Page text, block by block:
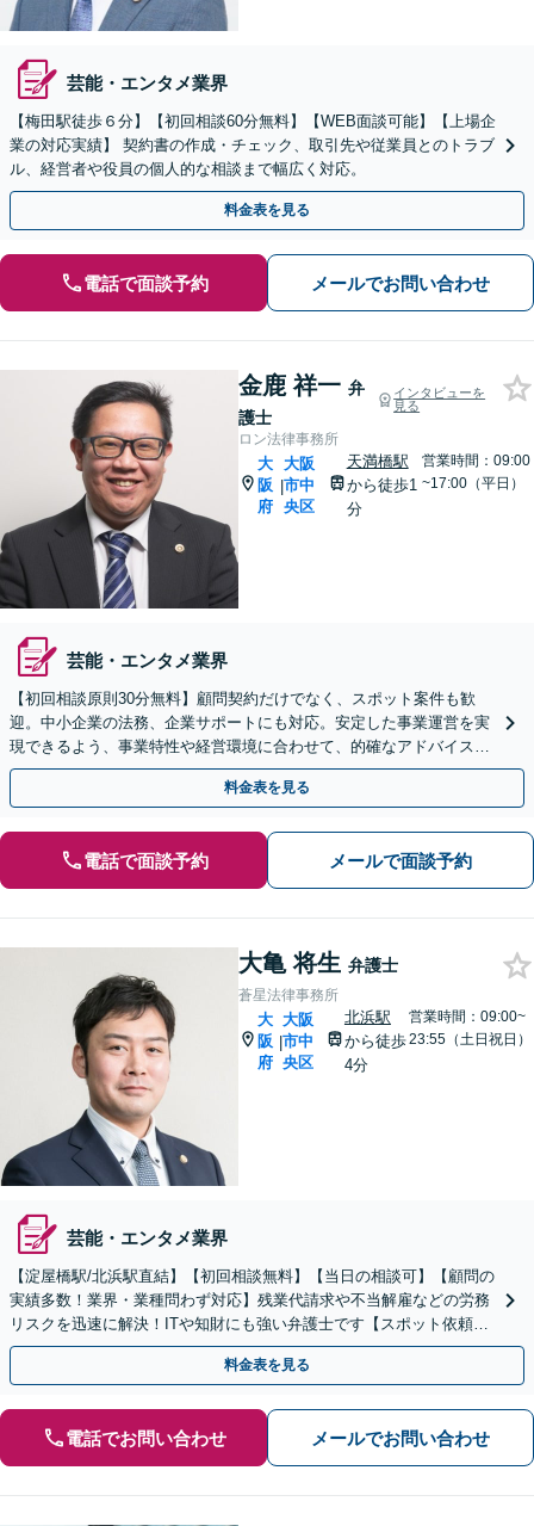
芸能・エンタメ業界
【梅田駅徒歩６分】【初回相談60分無料】【WEB面談可能】【上場企
業の対応実績】 契約書の作成・チェック、取引先や従業員とのトラブ
ル、経営者や役員の個人的な相談まで幅広く対応。
料金表を見る
電話で面談予約 メールでお問い合わせ
金鹿 祥一 弁
護士
インタビューを
見る
ロン法律事務所
大
阪
府
|
大阪
市中
央区
天満橋駅
から徒歩1
分
営業時間：09:00
~17:00（平日）
芸能・エンタメ業界
【初回相談原則30分無料】顧問契約だけでなく、スポット案件も歓
迎。中小企業の法務、企業サポートにも対応。安定した事業運営を実
現できるよう、事業特性や経営環境に合わせて、的確なアドバイスい
たします【時間外・休日相談可】【天満橋駅1分】
料金表を見る
電話で面談予約 メールで面談予約
大亀 将生 弁護士
蒼星法律事務所
大
阪
府
|
大阪
市中
央区
北浜駅
から徒歩
4分
営業時間：09:00~
23:55（土日祝日）
芸能・エンタメ業界
【淀屋橋駅/北浜駅直結】【初回相談無料】【当日の相談可】【顧問の
実績多数！業界・業種問わず対応】残業代請求や不当解雇などの労務
リスクを迅速に解決！ITや知財にも強い弁護士です【スポット依頼も
可】【夜間・土日祝日の相談可】【安心の料金体系】
料金表を見る
電話でお問い合わせ メールでお問い合わせ